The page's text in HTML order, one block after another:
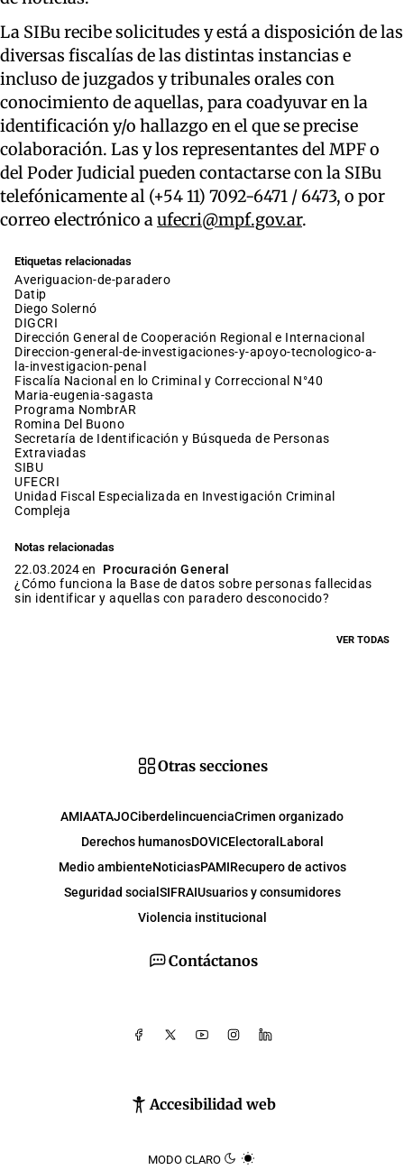
La SIBu recibe solicitudes y está a disposición de las
diversas fiscalías de las distintas instancias e
incluso de juzgados y tribunales orales con
conocimiento de aquellas, para coadyuvar en la
identificación y/o hallazgo en el que se precise
colaboración. Las y los representantes del MPF o
del Poder Judicial pueden contactarse con la SIBu
telefónicamente al (+54 11) 7092-6471 / 6473, o por
correo electrónico aufecri@mpf.gov.ar.
Etiquetas relacionadas
averiguacion-de-paradero
datip
Diego Solernó
DIGCRI
Dirección General de Cooperación Regional e Internacional
direccion-general-de-investigaciones-y-apoyo-tecnologico-a-
la-investigacion-penal
Fiscalía Nacional en lo Criminal y Correccional N°40
maria-eugenia-sagasta
Programa NombrAR
Romina Del Buono
Secretaría de Identificación y Búsqueda de Personas
Extraviadas
SIBU
UFECRI
Unidad Fiscal Especializada en Investigación Criminal
Compleja
Notas relacionadas
22.03.2024 en
Procuración General
¿Cómo funciona la Base de datos sobre personas fallecidas
sin identificar y aquellas con paradero desconocido?
VER TODAS
Contáctanos
Accesibilidad web
MODO CLARO
Otras secciones
AMIAATAJOCiberdelincuenciaCrimen organizado
Derechos humanosDOVICElectoral Laboral
Medio ambienteNoticiasPAMIRecupero de activos
Seguridad social SIFRAIUsuarios y consumidores
Violencia institucional